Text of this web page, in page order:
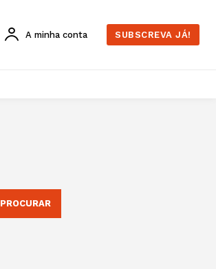
A minha conta SUBSCREVA JÁ!
PROCURAR